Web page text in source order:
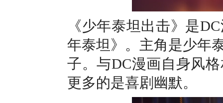
《少年泰坦出击》是
年泰坦》。主角是少年
子。与DC漫画自身风
更多的是喜剧幽默。